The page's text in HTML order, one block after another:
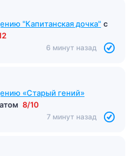
"Капитанская дочка" с
6 минут назад
«Старый гений»
8/10
7 минут назад